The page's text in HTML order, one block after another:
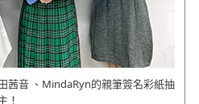
茜音 、MindaRyn的親筆簽名彩紙抽
！